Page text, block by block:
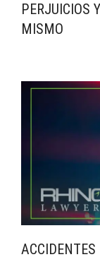
PERJUICIOS
MISMO